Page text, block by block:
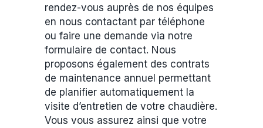
rendez-vous auprès de nos équipes
en nous contactant par téléphone
ou faire une demande via notre
formulaire de contact. Nous
proposons également des contrats
de maintenance annuel permettant
de planifier automatiquement la
visite d’entretien de votre chaudière.
Vous vous assurez ainsi que votre